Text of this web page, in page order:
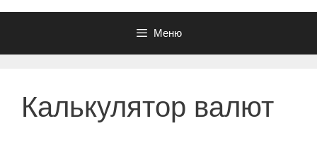
Меню
Калькулятор валют